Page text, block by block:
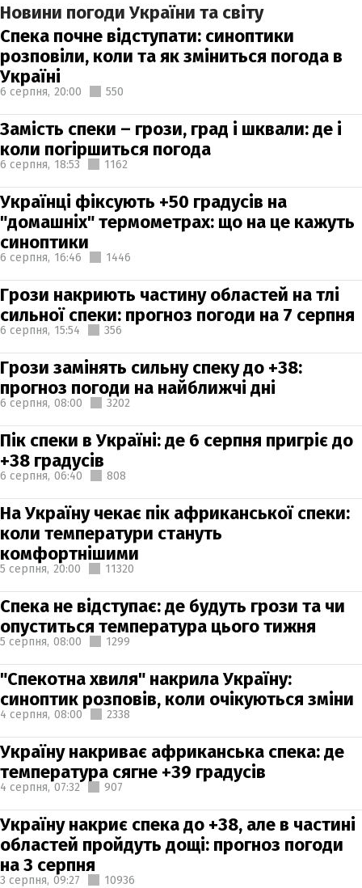
Новини погоди України та світу
Спека почне відступати: синоптики
розповіли, коли та як зміниться погода в
Україні
6 серпня, 20:00 550
Замість спеки – грози, град і шквали: де і
коли погіршиться погода
6 серпня, 18:53 1162
Українці фіксують +50 градусів на
"домашніх" термометрах: що на це кажуть
синоптики
6 серпня, 16:46 1446
Грози накриють частину областей на тлі
сильної спеки: прогноз погоди на 7 серпня
6 серпня, 15:54 356
Грози замінять сильну спеку до +38:
прогноз погоди на найближчі дні
6 серпня, 08:00 3202
Пік спеки в Україні: де 6 серпня пригріє до
+38 градусів
6 серпня, 06:40 808
На Україну чекає пік африканської спеки:
коли температури стануть
комфортнішими
5 серпня, 20:00 11320
Спека не відступає: де будуть грози та чи
опуститься температура цього тижня
5 серпня, 08:00 1299
"Спекотна хвиля" накрила Україну:
синоптик розповів, коли очікуються зміни
4 серпня, 08:00 2338
Україну накриває африканська спека: де
температура сягне +39 градусів
4 серпня, 07:32 907
Україну накриє спека до +38, але в частині
областей пройдуть дощі: прогноз погоди
на 3 серпня
3 серпня, 09:27 10936